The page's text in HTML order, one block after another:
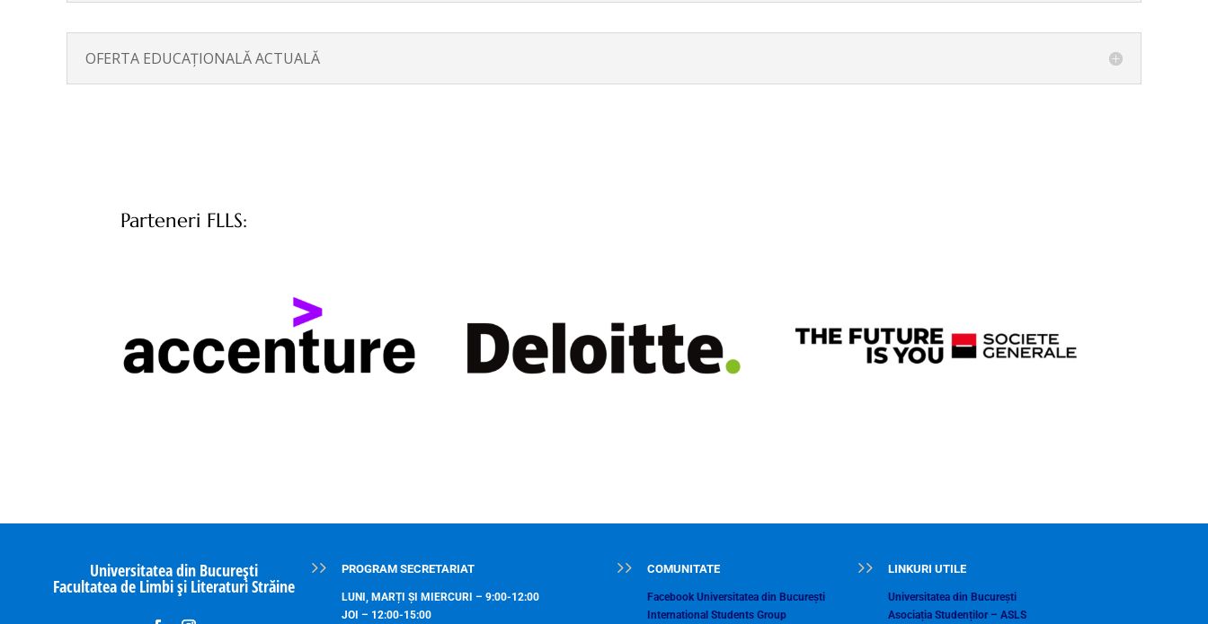
OFERTA EDUCAȚIONALĂ ACTUALĂ
Parteneri FLLS:
Universitatea din București
Facultatea de Limbi și Literaturi Străine
PROGRAM SECRETARIAT
LUNI, MARȚI ȘI MIERCURI – 9:00-12:00
JOI – 12:00-15:00
COMUNITATE
Facebook Universitatea din București
International Students Group
LINKURI UTILE
Universitatea din București
Asociația Studenților – ASLS